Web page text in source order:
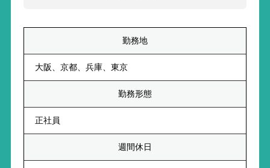
勤務地
大阪、京都、兵庫、東京
勤務形態
正社員
週間休日